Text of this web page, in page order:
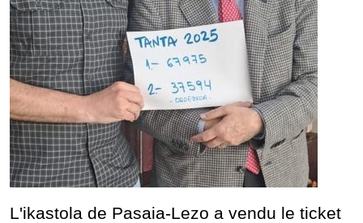
L'ikastola de Pasaia-Lezo a vendu le ticket